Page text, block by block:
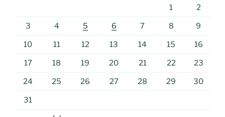
1 2
3 4 5 6 7 8 9
10 11 12 13 14 15 16
17 18 19 20 21 22 23
24 25 26 27 28 29 30
31